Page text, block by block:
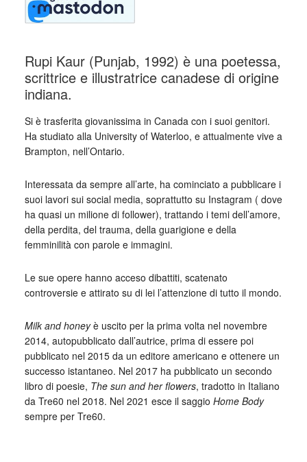
Rupi Kaur (Punjab, 1992) è una poetessa,
scrittrice e illustratrice canadese di origine
indiana.
Si è trasferita giovanissima in Canada con i suoi genitori.
Ha studiato alla University of Waterloo, e attualmente vive a
Brampton, nell’Ontario.
Interessata da sempre all’arte, ha cominciato a pubblicare i
suoi lavori sui social media, soprattutto su Instagram ( dove
ha quasi un milione di follower), trattando i temi dell’amore,
della perdita, del trauma, della guarigione e della
femminilità con parole e immagini.
Le sue opere hanno acceso dibattiti, scatenato
controversie e attirato su di lei l’attenzione di tutto il mondo.
Milk and honeyè uscito per la prima volta nel novembre
2014, autopubblicato dall’autrice, prima di essere poi
pubblicato nel 2015 da un editore americano e ottenere un
successo istantaneo. Nel 2017 ha pubblicato un secondo
libro di poesie, The sun and her flowers, tradotto in Italiano
da Tre60 nel 2018. Nel 2021 esce il saggio Home Body
sempre per Tre60.